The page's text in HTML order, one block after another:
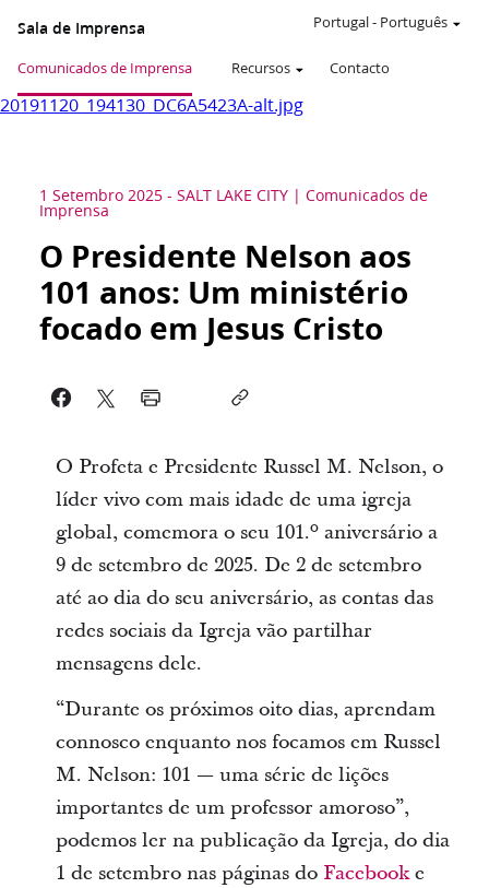
Sala de Imprensa
Comunicados de Imprensa Recursos Contacto
Portugal- Português
20191120_194130_DC6A5423A-alt.jpg
1 Setembro 2025 - SALT LAKE CITY Comunicados de
Imprensa
O Presidente Nelson aos
101 anos: Um ministério
focado em Jesus Cristo
O Profeta e Presidente Russel M. Nelson, o
líder vivo com mais idade de uma igreja
global, comemora o seu 101.º aniversário a
9 de setembro de 2025. De 2 de setembro
até ao dia do seu aniversário, as contas das
redes sociais da Igreja vão partilhar
mensagens dele.
“Durante os próximos oito dias, aprendam
connosco enquanto nos focamos em Russel
M. Nelson: 101 — uma série de lições
importantes de um professor amoroso”,
podemos ler na publicação da Igreja, do dia
1 de setembro nas páginas do Facebooke